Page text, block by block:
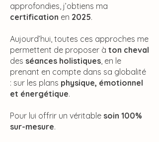
approfondies, j’obtiens ma
certification en 2025.
Aujourd’hui, toutes ces approches me
permettent de proposer à ton cheval
des séances holistiques, en le
prenant en compte dans sa globalité
: sur les plans physique, émotionnel
et énergétique.
Pour lui offrir un véritable soin 100%
sur-mesure.